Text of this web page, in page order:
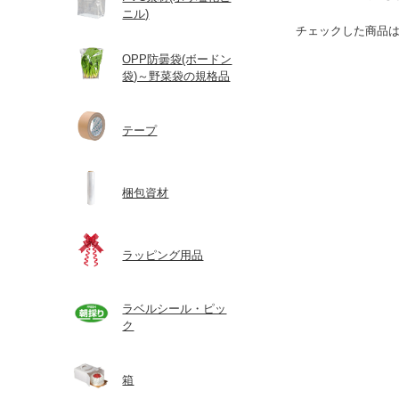
ニル)
OPP防曇袋(ボードン
袋)～野菜袋の規格品
テープ
梱包資材
ラッピング用品
ラベルシール・ピッ
ク
箱
チェックした商品